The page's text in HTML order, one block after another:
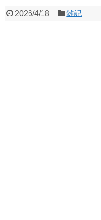
2026/4/18 雑記